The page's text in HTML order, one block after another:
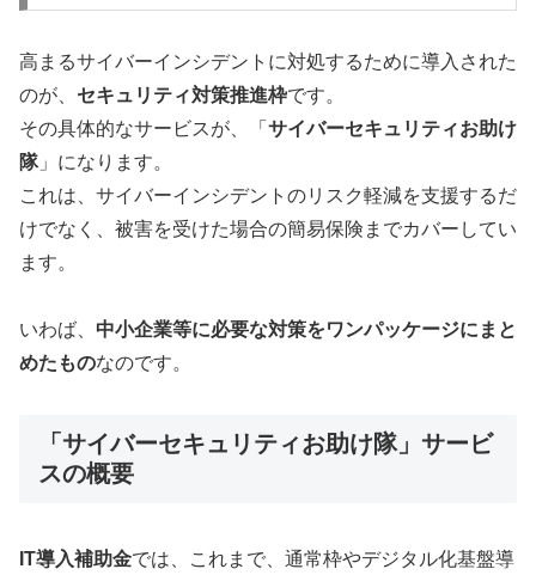
高まるサイバーインシデントに対処するために導入された
のが、 セキュリティ対策推進枠です。
その具体的なサービスが、「 サイバーセキュリティお助け
隊」になります。
これは、サイバーインシデントのリスク軽減を支援するだ
けでなく、被害を受けた場合の簡易保険までカバーしてい
ます。
いわば、 中小企業等に必要な対策をワンパッケージにまと
めたものなのです。
「サイバーセキュリティお助け隊」サービ
スの概要
IT導入補助金では、これまで、通常枠やデジタル化基盤導